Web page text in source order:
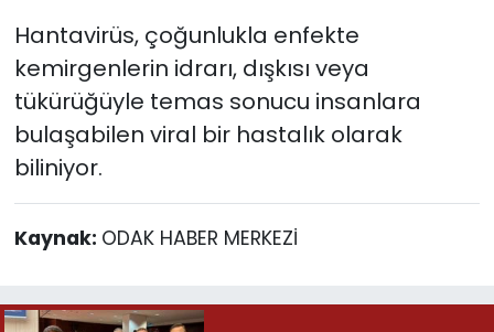
Hantavirüs, çoğunlukla enfekte
kemirgenlerin idrarı, dışkısı veya
tükürüğüyle temas sonucu insanlara
bulaşabilen viral bir hastalık olarak
biliniyor.
Kaynak: ODAK HABER MERKEZİ